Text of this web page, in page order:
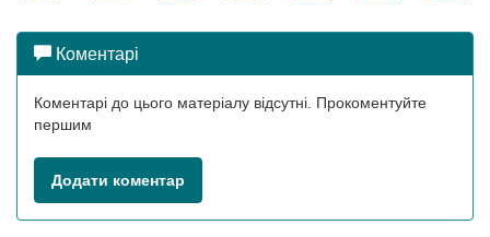
Коментарі
Коментарі до цього матеріалу відсутні. Прокоментуйте
першим
Додати коментар